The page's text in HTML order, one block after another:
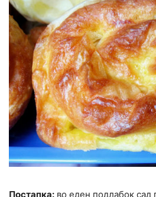
Постапка: во еден подлабок сад